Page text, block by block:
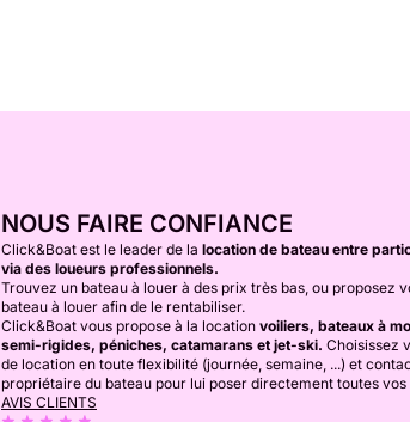
NOUS FAIRE CONFIANCE
Click&Boat est le leader de la location de bateau entre
via des loueurs professionnels.
Trouvez un bateau à louer à des prix très bas, ou proposez
bateau à louer afin de le rentabiliser.
Click&Boat vous propose à la location voiliers, bateaux à
semi-rigides, péniches, catamarans et jet-ski. Choisissez
de location en toute flexibilité (journée, semaine, ...) et
propriétaire du bateau pour lui poser directement toutes vos
AVIS CLIENTS